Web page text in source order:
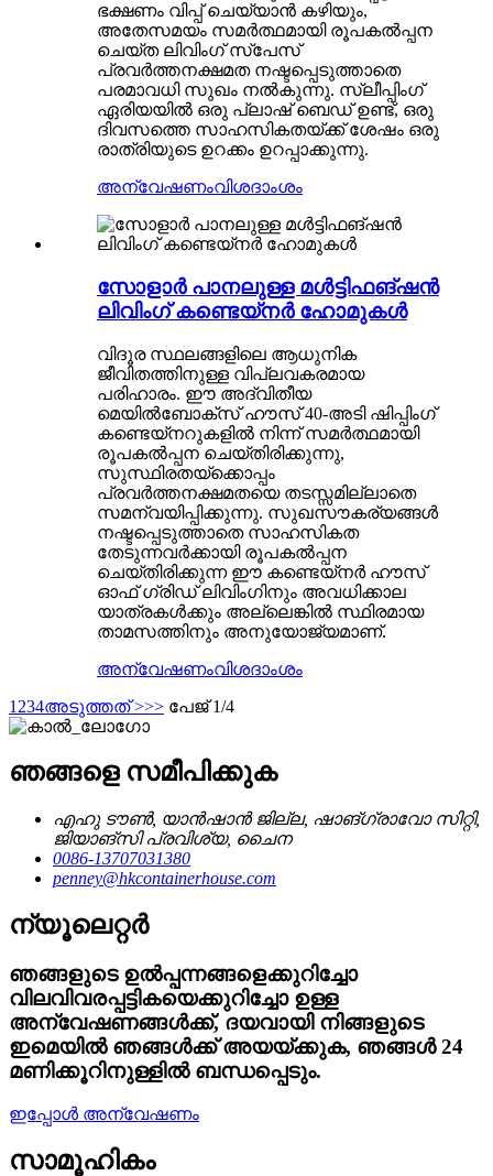
ഭക്ഷണം വിപ്പ് ചെയ്യാൻ കഴിയും,
അതേസമയം സമർത്ഥമായി രൂപകൽപ്പന
ചെയ്ത ലിവിംഗ് സ്പേസ്
പ്രവർത്തനക്ഷമത നഷ്ടപ്പെടുത്താതെ
പരമാവധി സുഖം നൽകുന്നു. സ്ലീപ്പിംഗ്
ഏരിയയിൽ ഒരു പ്ലാഷ് ബെഡ് ഉണ്ട്, ഒരു
ദിവസത്തെ സാഹസികതയ്ക്ക് ശേഷം ഒരു
രാത്രിയുടെ ഉറക്കം ഉറപ്പാക്കുന്നു.
അന്വേഷണംവിശദാംശം
സോളാർ പാനലുള്ള മൾട്ടിഫങ്ഷൻ
ലിവിംഗ് കണ്ടെയ്‌നർ ഹോമുകൾ
വിദൂര സ്ഥലങ്ങളിലെ ആധുനിക
ജീവിതത്തിനുള്ള വിപ്ലവകരമായ
പരിഹാരം. ഈ അദ്വിതീയ
മെയിൽബോക്‌സ് ഹൗസ് 40-അടി ഷിപ്പിംഗ്
കണ്ടെയ്‌നറുകളിൽ നിന്ന് സമർത്ഥമായി
രൂപകൽപ്പന ചെയ്‌തിരിക്കുന്നു,
സുസ്ഥിരതയ്‌ക്കൊപ്പം
പ്രവർത്തനക്ഷമതയെ തടസ്സമില്ലാതെ
സമന്വയിപ്പിക്കുന്നു. സുഖസൗകര്യങ്ങൾ
നഷ്ടപ്പെടുത്താതെ സാഹസികത
തേടുന്നവർക്കായി രൂപകൽപ്പന
ചെയ്‌തിരിക്കുന്ന ഈ കണ്ടെയ്‌നർ ഹൗസ്
ഓഫ് ഗ്രിഡ് ലിവിംഗിനും അവധിക്കാല
യാത്രകൾക്കും അല്ലെങ്കിൽ സ്ഥിരമായ
താമസത്തിനും അനുയോജ്യമാണ്.
അന്വേഷണംവിശദാംശം
1 234അടുത്തത് >>> പേജ് 1/4
ഞങ്ങളെ സമീപിക്കുക
എഹു ടൗൺ, യാൻഷാൻ ജില്ല, ഷാങ്‌ഗ്രാവോ സിറ്റി,
ജിയാങ്‌സി പ്രവിശ്യ, ചൈന
0086-13707031380
penney@hkcontainerhouse.com
ന്യൂലെറ്റർ
ഞങ്ങളുടെ ഉൽപ്പന്നങ്ങളെക്കുറിച്ചോ
വിലവിവരപ്പട്ടികയെക്കുറിച്ചോ ഉള്ള
അന്വേഷണങ്ങൾക്ക്, ദയവായി നിങ്ങളുടെ
ഇമെയിൽ ഞങ്ങൾക്ക് അയയ്ക്കുക, ഞങ്ങൾ 24
മണിക്കൂറിനുള്ളിൽ ബന്ധപ്പെടും.
ഇപ്പോൾ അന്വേഷണം
സാമൂഹികം